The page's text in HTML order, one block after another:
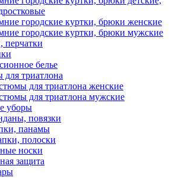
городские куртки, брюки женские
городские куртки, брюки мужские
перчатки
белье
триатлона
для триатлона женские
для триатлона мужские
уборы
повязки
панамы
полоски
носки
защита